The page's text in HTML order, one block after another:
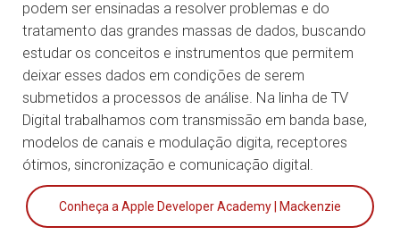
podem ser ensinadas a resolver problemas e do
tratamento das grandes massas de dados, buscando
estudar os conceitos e instrumentos que permitem
deixar esses dados em condições de serem
submetidos a processos de análise. Na linha de TV
Digital trabalhamos com transmissão em banda base,
modelos de canais e modulação digita, receptores
ótimos, sincronização e comunicação digital.
Conheça a Apple Developer Academy | Mackenzie